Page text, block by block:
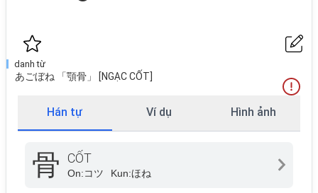
danh từ
あごぼね 「顎骨」 [NGẠC CỐT]
Hán tự Ví dụ Hình ảnh
骨 CỐT
On:コツ Kun:ほね